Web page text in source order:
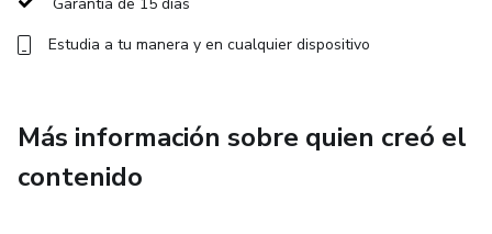
Estudia a tu manera y en cualquier dispositivo
Más información sobre quien creó el
contenido